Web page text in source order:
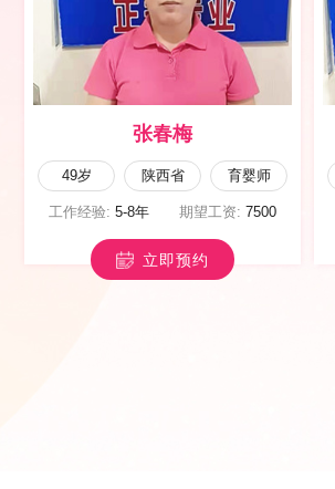
薛碧荣
44岁 甘肃省 育儿嫂
工作经验:10年以上 期望工资:6500
立即预约